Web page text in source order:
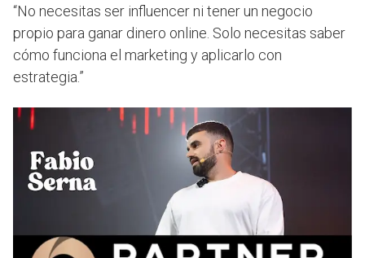
“No necesitas ser influencer ni tener un negocio
propio para ganar dinero online. Solo necesitas saber
cómo funciona el marketing y aplicarlo con
estrategia.”